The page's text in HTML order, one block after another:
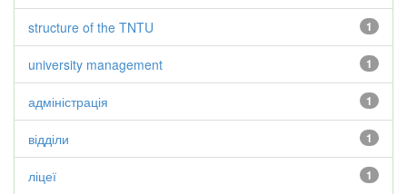
1
structure of the TNTU
1
university management
1
адміністрація
1
відділи
1
ліцеї